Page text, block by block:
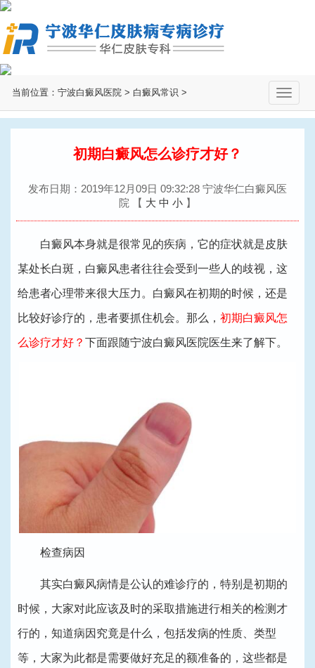
当前位置： 宁波白癜风医院 > 白癜风常识 >
切
换
初期白癜风怎么诊疗才好？
发布日期：2019年12月09日 09:32:28 宁波华仁白癜风医
院
【 大 中 小 】
白癜风本身就是很常见的疾病，它的症状就是皮肤
某处长白斑，白癜风患者往往会受到一些人的歧视，这
给患者心理带来很大压力。白癜风在初期的时候，还是
比较好诊疗的，患者要抓住机会。那么，初期白癜风怎
么诊疗才好？下面跟随宁波白癜风医院医生来了解下。
检查病因
其实白癜风病情是公认的难诊疗的，特别是初期的
时候，大家对此应该及时的采取措施进行相关的检测才
行的，知道病因究竟是什么，包括发病的性质、类型
等，大家为此都是需要做好充足的额准备的，这些都是